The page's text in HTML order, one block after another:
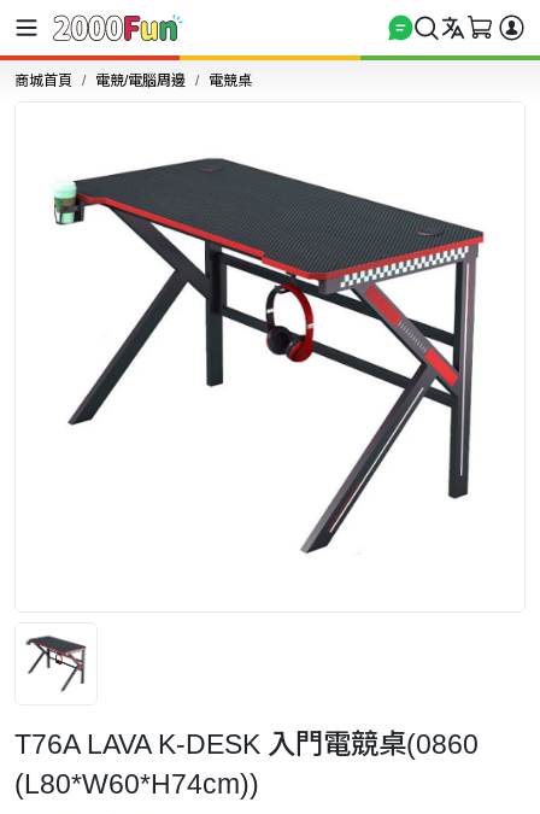
商城首頁 電競/電腦周邊 電競桌
T76A LAVA K-DESK 入門電競桌(0860
(L80*W60*H74cm))